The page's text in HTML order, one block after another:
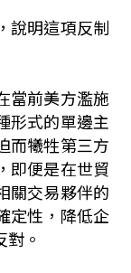
說明這項反制
當前美方濫施
形式的單邊主
而犧牲第三方
即便是在世貿
關交易夥伴的
定性，降低企
。